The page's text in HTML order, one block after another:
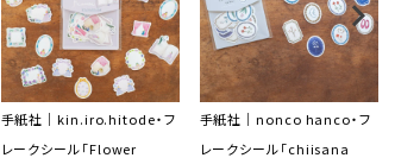
手紙社｜kin.iro.hitode・フ
レークシール「Flower
手紙社｜nonco hanco・フ
レークシール「chiisana